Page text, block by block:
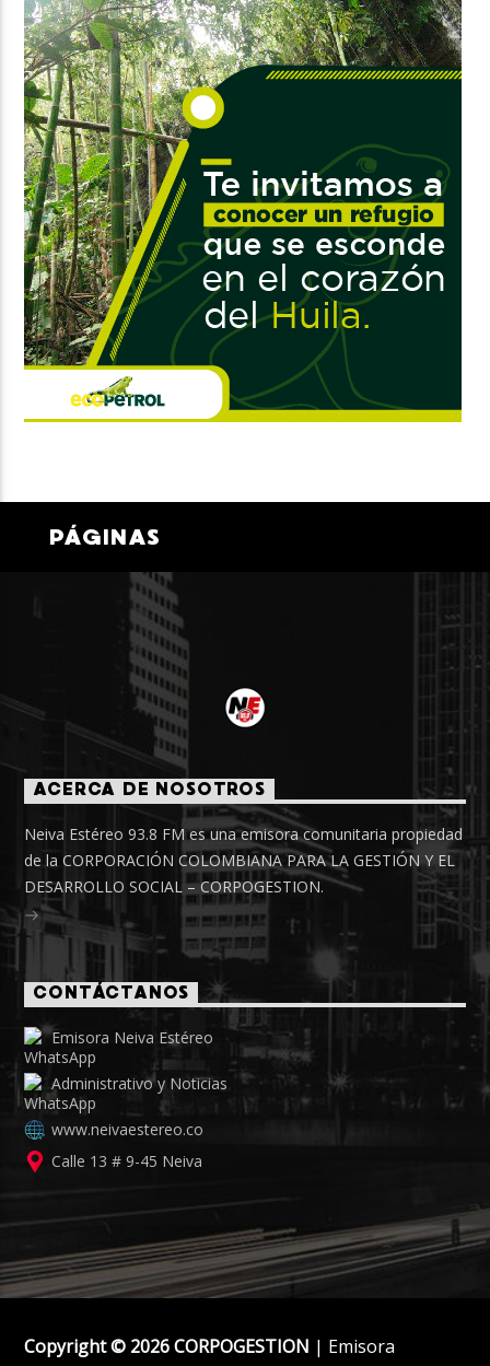
PÁGINAS
ACERCA DE NOSOTROS
Neiva Estéreo 93.8 FM es una emisora comunitaria propiedad
de la CORPORACIÓN COLOMBIANA PARA LA GESTIÓN Y EL
DESARROLLO SOCIAL – CORPOGESTION.
CONTÁCTANOS
Emisora Neiva Estéreo
Administrativo y Noticias
www.neivaestereo.co
Calle 13 # 9-45 Neiva
Copyright © 2026 CORPOGESTION | Emisora